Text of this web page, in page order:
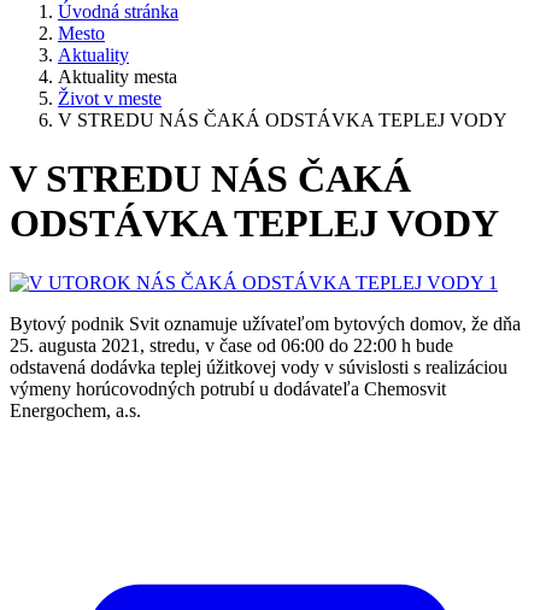
Úvodná stránka
Mesto
Aktuality
Aktuality mesta
Život v meste
V STREDU NÁS ČAKÁ ODSTÁVKA TEPLEJ VODY
V STREDU NÁS ČAKÁ
ODSTÁVKA TEPLEJ VODY
Bytový podnik Svit oznamuje užívateľom bytových domov, že dňa
25. augusta 2021, stredu, v čase od 06:00 do 22:00 h bude
odstavená dodávka teplej úžitkovej vody v súvislosti s realizáciou
výmeny horúcovodných potrubí u dodávateľa Chemosvit
Energochem, a.s.